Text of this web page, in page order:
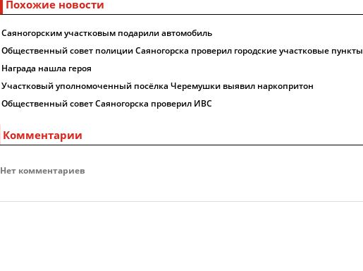
Похожие новости
Саяногорским участковым подарили автомобиль
Общественный совет полиции Саяногорска проверил городские участковые пункты
Награда нашла героя
Участковый уполномоченный посёлка Черемушки выявил наркопритон
Общественный совет Саяногорска проверил ИВС
Комментарии
Нет комментариев